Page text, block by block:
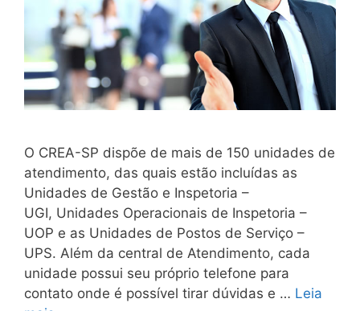
O CREA-SP dispõe de mais de 150 unidades de
atendimento, das quais estão incluídas as
Unidades de Gestão e Inspetoria –
UGI, Unidades Operacionais de Inspetoria –
UOP e as Unidades de Postos de Serviço –
UPS. Além da central de Atendimento, cada
unidade possui seu próprio telefone para
contato onde é possível tirar dúvidas e … Leia